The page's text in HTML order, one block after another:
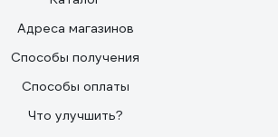
Адреса магазинов
Способы получения
Способы оплаты
Что улучшить?